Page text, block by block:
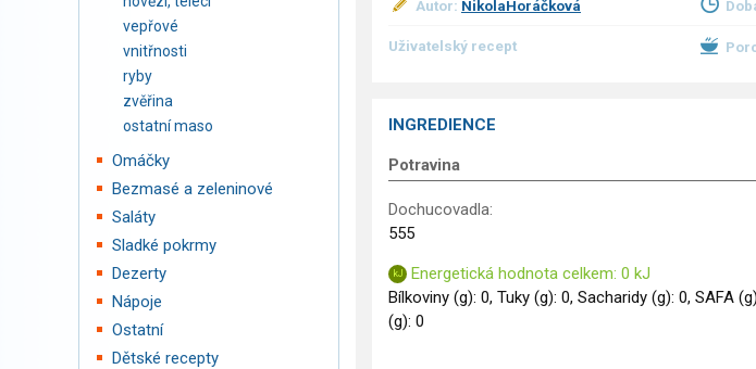
vepřové
vnitřnosti
ryby
zvěřina
ostatní maso
Omáčky
Bezmasé a zeleninové
Saláty
Sladké pokrmy
Dezerty
Nápoje
Ostatní
Dětské recepty
Autor: NikolaHoráčková
Uživatelský recept
INGREDIENCE
Potravina
Dochucovadla:
555
Energetická hodnota celkem: 0 kJ
Bílkoviny (g): 0, Tuky (g): 0, Sacharidy (g): 0, SAFA
(g): 0